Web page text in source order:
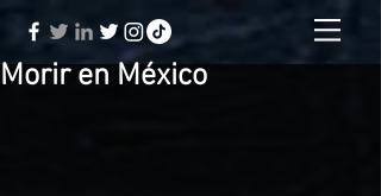
Morir en México